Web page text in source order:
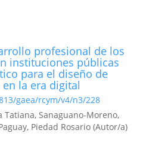
profesional de los
instituciones públicas
para el diseño de
la era digital
gaea/rcym/v4/n3/228
Sanaguano-Moreno,
Piedad Rosario (Autor/a)